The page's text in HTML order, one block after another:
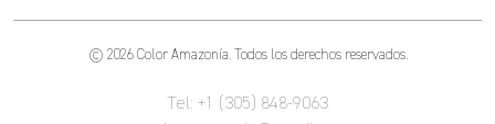
© 2026 Color Amazonía. Todos los derechos reservados.
Tel: +1 (305) 848-9063